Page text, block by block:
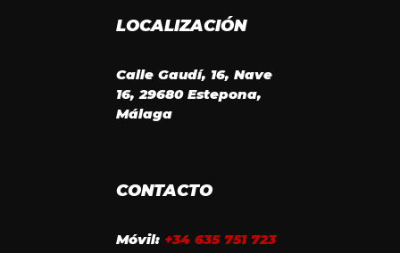
LOCALIZACIÓN
Calle Gaudí, 16, Nave
16, 29680 Estepona,
Málaga
CONTACTO
Móvil: +34 635 751 723